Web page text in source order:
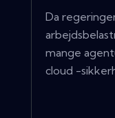
Da
mange
cloud -